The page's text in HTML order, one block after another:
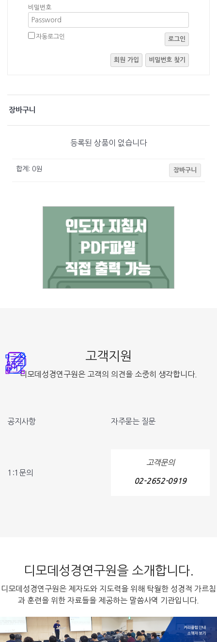
비밀번호
자동로그인 로그인
회원 가입 비밀번호 찾기
장바구니
등록된 상품이 없습니다
합계: 0원 장바구니
고객지원
디모데성경연구원은 고객의 의견을 소중히 생각합니다.
공지사항 자주묻는 질문
1:1문의
고객문의
02-2652-0919
디모데성경연구원을 소개합니다.
디모데성경연구원은 제자도와 지도력을 위해 탁월한 성경적 가르침
과 훈련을 위한 자료들을 제공하는 말씀사역 기관입니다.